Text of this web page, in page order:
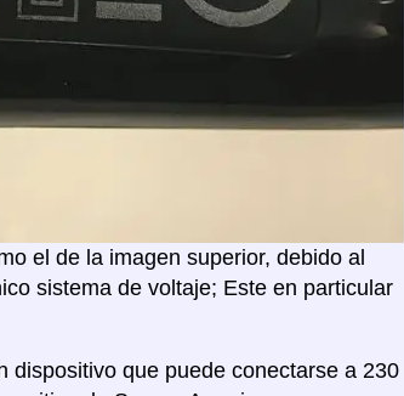
el de la imagen superior, debido al
sistema de voltaje; Este en particular
dispositivo que puede conectarse a 230